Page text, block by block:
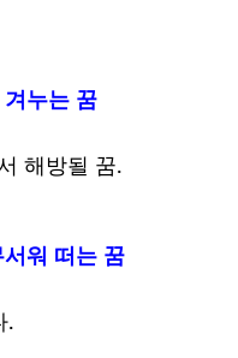
누는 꿈
해방될 꿈.
워 떠는 꿈
.